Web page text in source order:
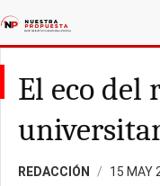
El eco del
REDACCIÓN 15 MAY